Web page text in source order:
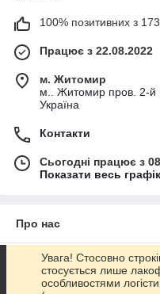
100% позитивних з 173
Працює з 22.08.2022
м. Житомир
м.. Житомир пров. 2-й
Україна
Контакти
Сьогодні працює з
Показати весь
Про нас
Контакти
Увага! Стосовно
стосується лише
особливостями